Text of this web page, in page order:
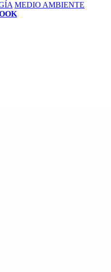
MEDIO AMBIENTE